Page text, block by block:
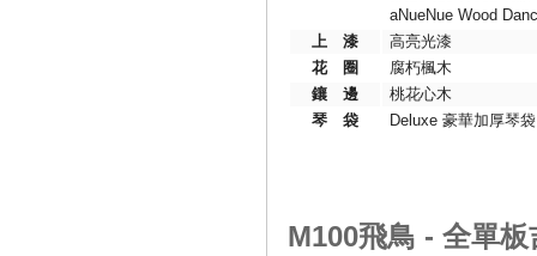
aNueNue Wood
上 漆
高亮光漆
花 圈
腐朽楓木
鑲 邊
桃花心木
琴 袋
Deluxe 豪華加厚琴袋
M100飛鳥 - 全單